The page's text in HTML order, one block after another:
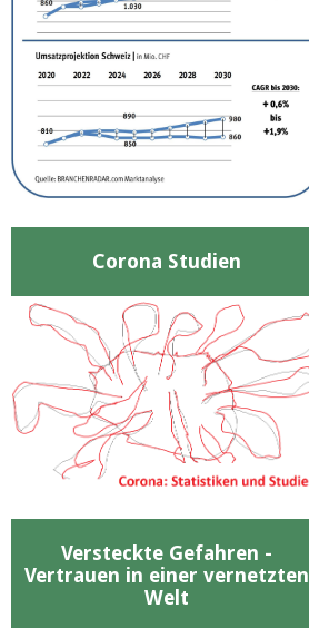
Corona Studien
Versteckte Gefahren -
Vertrauen in einer vernetzten
Welt